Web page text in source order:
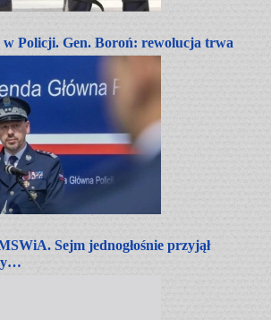
w Policji. Gen. Boroń: rewolucja trwa
Sejm jednogłośnie przyjął